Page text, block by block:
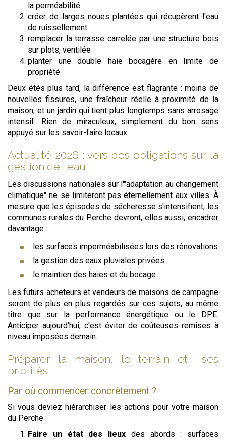
la perméabilité
créer de larges noues plantées qui récupèrent l'eau
de ruissellement
remplacer la terrasse carrelée par une structure bois
sur plots, ventilée
planter une double haie bocagère en limite de
propriété
Deux étés plus tard, la différence est flagrante : moins de
nouvelles fissures, une fraîcheur réelle à proximité de la
maison, et un jardin qui tient plus longtemps sans arrosage
intensif. Rien de miraculeux, simplement du bon sens
appuyé sur les savoir-faire locaux.
Actualité 2026 : vers des obligations sur la
gestion de l'eau
Les discussions nationales sur l'"adaptation au changement
climatique" ne se limiteront pas éternellement aux villes. À
mesure que les épisodes de sécheresse s'intensifient, les
communes rurales du Perche devront, elles aussi, encadrer
davantage :
les surfaces imperméabilisées lors des rénovations
la gestion des eaux pluviales privées
le maintien des haies et du bocage
Les futurs acheteurs et vendeurs de maisons de campagne
seront de plus en plus regardés sur ces sujets, au même
titre que sur la performance énergétique ou le DPE.
Anticiper aujourd'hui, c'est éviter de coûteuses remises à
niveau imposées demain.
Préparer la maison, le terrain et... ses
priorités
Par où commencer concrètement ?
Si vous deviez hiérarchiser les actions pour votre maison
du Perche :
Faire un état des lieux des abords : surfaces